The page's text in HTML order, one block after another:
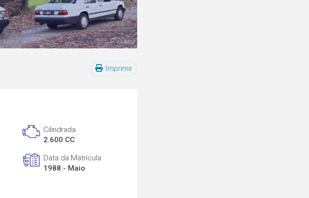
Imprimir
Cilindrada
2.600 CC
Data da Matrícula
1988 - Maio